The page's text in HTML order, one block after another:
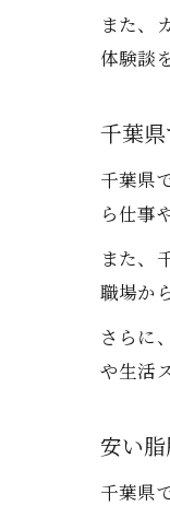
また、
体験談
千葉
千葉県
ら仕事
また、
職場か
さらに
や生活
安い
千葉県